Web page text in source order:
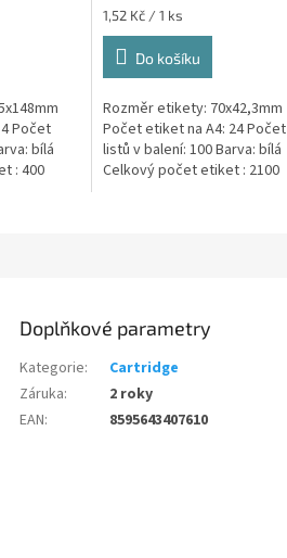
Počet
bílá
: 400
Měrná
cena:
1,52 Kč / 1 ks
Do košíku
Rozměr etikety: 70x42,3mm
Počet etiket na A4: 24 Počet
listů v balení: 100 Barva: bílá
Celkový počet etiket : 2100
Doplňkové parametry
Kategorie:
Cartridge
Záruka:
2 roky
EAN: 8595643407610